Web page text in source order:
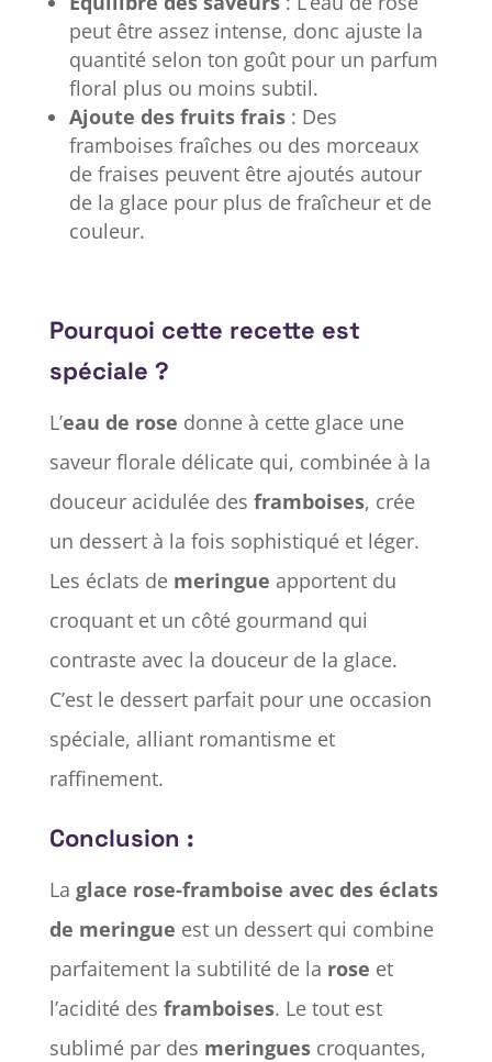
peut être assez intense, donc ajuste la
quantité selon ton goût pour un parfum
floral plus ou moins subtil.
Ajoute des fruits frais: Des
framboises fraîches ou des morceaux
de fraises peuvent être ajoutés autour
de la glace pour plus de fraîcheur et de
couleur.
Pourquoi cette recette est
spéciale ?
L’eau de rose donne à cette glace une
saveur florale délicate qui, combinée à la
douceur acidulée des framboises, crée
un dessert à la fois sophistiqué et léger.
Les éclats de meringue apportent du
croquant et un côté gourmand qui
contraste avec la douceur de la glace.
C’est le dessert parfait pour une occasion
spéciale, alliant romantisme et
raffinement.
Conclusion :
La glace rose-framboise avec des éclats
de meringue est un dessert qui combine
parfaitement la subtilité de la rose et
l’acidité des framboises. Le tout est
sublimé par des meringuescroquantes,